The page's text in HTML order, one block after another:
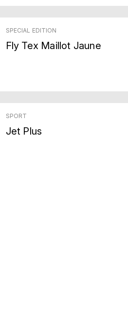
SPECIAL EDITION
Fly Tex Maillot Jaune
SPORT
Jet Plus